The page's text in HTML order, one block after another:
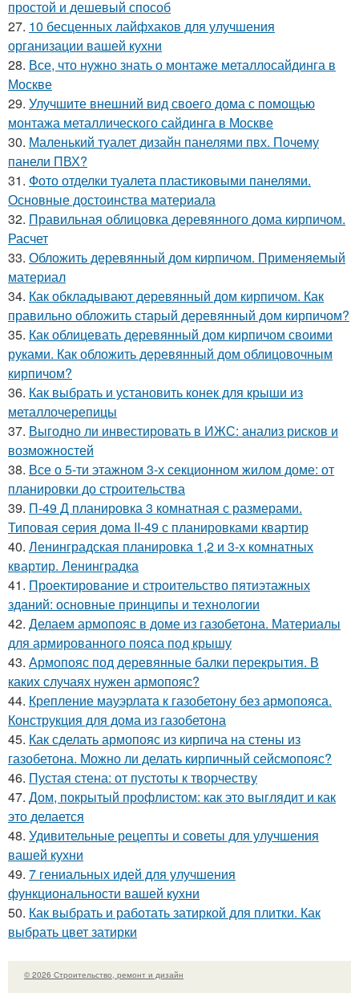
простой и дешевый способ
27. 10 бесценных лайфхаков для улучшения
организации вашей кухни
28. Все, что нужно знать о монтаже металлосайдинга в
Москве
29. Улучшите внешний вид своего дома с помощью
монтажа металлического сайдинга в Москве
30. Маленький туалет дизайн панелями пвх. Почему
панели ПВХ?
31. Фото отделки туалета пластиковыми панелями.
Основные достоинства материала
32. Правильная облицовка деревянного дома кирпичом.
Расчет
33. Обложить деревянный дом кирпичом. Применяемый
материал
34. Как обкладывают деревянный дом кирпичом. Как
правильно обложить старый деревянный дом кирпичом?
35. Как облицевать деревянный дом кирпичом своими
руками. Как обложить деревянный дом облицовочным
кирпичом?
36. Как выбрать и установить конек для крыши из
металлочерепицы
37. Выгодно ли инвестировать в ИЖС: анализ рисков и
возможностей
38. Все о 5-ти этажном 3-х секционном жилом доме: от
планировки до строительства
39. П-49 Д планировка 3 комнатная с размерами.
Типовая серия дома II-49 с планировками квартир
40. Ленинградская планировка 1,2 и 3-х комнатных
квартир. Ленинградка
41. Проектирование и строительство пятиэтажных
зданий: основные принципы и технологии
42. Делаем армопояс в доме из газобетона. Материалы
для армированного пояса под крышу
43. Армопояс под деревянные балки перекрытия. В
каких случаях нужен армопояс?
44. Крепление мауэрлата к газобетону без армопояса.
Конструкция для дома из газобетона
45. Как сделать армопояс из кирпича на стены из
газобетона. Можно ли делать кирпичный сейсмопояс?
46. Пустая стена: от пустоты к творчеству
47. Дом, покрытый профлистом: как это выглядит и как
это делается
48. Удивительные рецепты и советы для улучшения
вашей кухни
49. 7 гениальных идей для улучшения
функциональности вашей кухни
50. Как выбрать и работать затиркой для плитки. Как
выбрать цвет затирки
© 2026 Строительство, ремонт и дизайн